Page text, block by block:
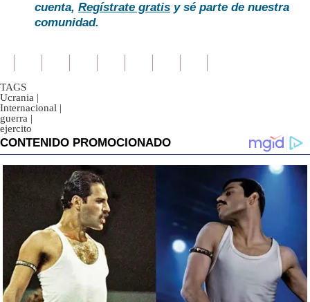
cuenta, Regístrate gratis y sé parte de nuestra
comunidad.
TAGS
Ucrania |
Internacional |
guerra |
ejercito